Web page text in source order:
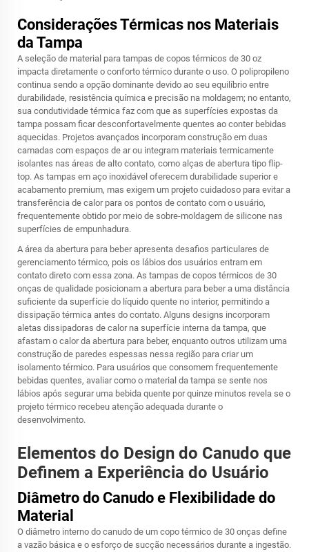
Considerações Térmicas nos Materiais
da Tampa
A seleção de material para tampas de copos térmicos de 30 oz
impacta diretamente o conforto térmico durante o uso. O polipropileno
continua sendo a opção dominante devido ao seu equilíbrio entre
durabilidade, resistência química e precisão na moldagem; no entanto,
sua condutividade térmica faz com que as superfícies expostas da
tampa possam ficar desconfortavelmente quentes ao conter bebidas
aquecidas. Projetos avançados incorporam construção em duas
camadas com espaços de ar ou integram materiais termicamente
isolantes nas áreas de alto contato, como alças de abertura tipo flip-
top. As tampas em aço inoxidável oferecem durabilidade superior e
acabamento premium, mas exigem um projeto cuidadoso para evitar a
transferência de calor para os pontos de contato com o usuário,
frequentemente obtido por meio de sobre-moldagem de silicone nas
superfícies de empunhadura.
A área da abertura para beber apresenta desafios particulares de
gerenciamento térmico, pois os lábios dos usuários entram em
contato direto com essa zona. As tampas de copos térmicos de 30
onças de qualidade posicionam a abertura para beber a uma distância
suficiente da superfície do líquido quente no interior, permitindo a
dissipação térmica antes do contato. Alguns designs incorporam
aletas dissipadoras de calor na superfície interna da tampa, que
afastam o calor da abertura para beber, enquanto outros utilizam uma
construção de paredes espessas nessa região para criar um
isolamento térmico. Para usuários que consomem frequentemente
bebidas quentes, avaliar como o material da tampa se sente nos
lábios após segurar uma bebida quente por quinze minutos revela se o
projeto térmico recebeu atenção adequada durante o
desenvolvimento.
Elementos do Design do Canudo que
Definem a Experiência do Usuário
Diâmetro do Canudo e Flexibilidade do
Material
O diâmetro interno do canudo de um copo térmico de 30 onças define
a vazão básica e o esforço de sucção necessários durante a ingestão.